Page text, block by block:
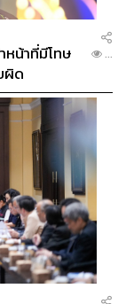
ต้นให้เรา มันก็
จะกดดันบ้างแต่
ส่สุดมากๆ
ครั้งแรกที่ได้
คนมาดูพวกเรา
พวกเราเยอะ
แต่พวกเราก็ทำ
เป็นส่วนหนึ่ง
วามกดดันและ
บเราเยอะด้วย
แถมเป็น
หน้าที่มีโทษ
ผิด
...